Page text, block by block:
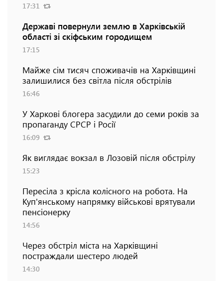
17:31
Державі повернули землю в Харківській
області зі скіфським городищем
17:15
Майже сім тисяч споживачів на Харківщині
залишилися без світла після обстрілів
16:46
У Харкові блогера засудили до семи років за
пропаганду СРСР і Росії
16:09
Як виглядає вокзал в Лозовій після обстрілу
15:23
Пересіла з крісла колісного на робота. На
Куп'янському напрямку військові врятували
пенсіонерку
14:56
Через обстріл міста на Харківщині
постраждали шестеро людей
14:30